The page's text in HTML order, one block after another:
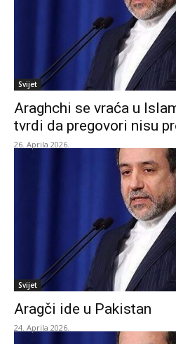
Svijet
Araghchi se vraća u
tvrdi da pregovori nisu
26. Aprila 2026.
Svijet
Aragči ide u Pakistan
24. Aprila 2026.